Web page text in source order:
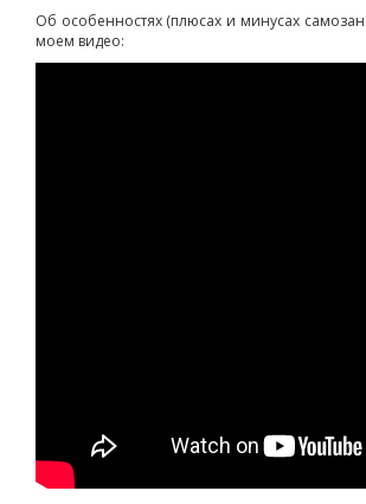
Об особенностях (плюсах и минусах
моем видео: